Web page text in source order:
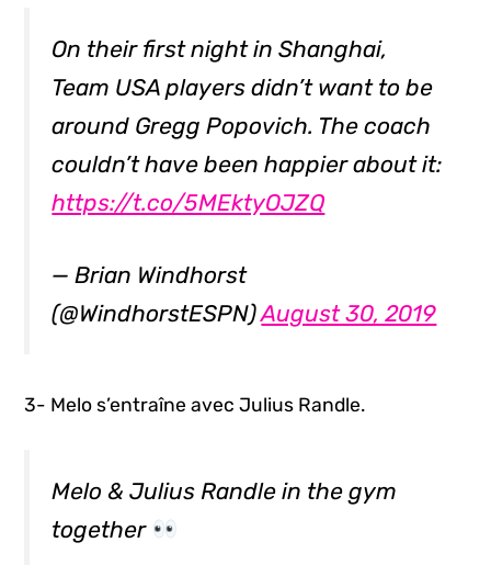
On their first night in Shanghai,
Team USA players didn’t want to be
around Gregg Popovich. The coach
couldn’t have been happier about it:
https://t.co/5MEktyOJZQ
— Brian Windhorst
(@WindhorstESPN)August 30, 2019
3- Melo s’entraîne avec Julius Randle.
Melo & Julius Randle in the gym
together